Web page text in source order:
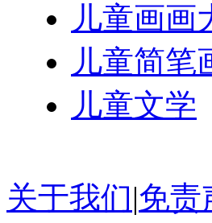
儿童画画
儿童简笔
儿童文学
关于我们|免责